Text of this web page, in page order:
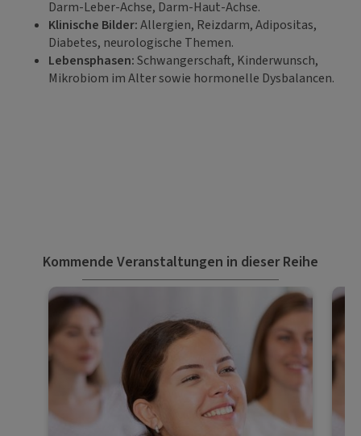
Darm-Leber-Achse, Darm-Haut-Achse.
Klinische Bilder:Allergien, Reizdarm, Adipositas,
Diabetes, neurologische Themen.
Lebensphasen:Schwangerschaft, Kinderwunsch,
Mikrobiom im Alter sowie hormonelle Dysbalancen.
Kommende Veranstaltungen in dieser Reihe